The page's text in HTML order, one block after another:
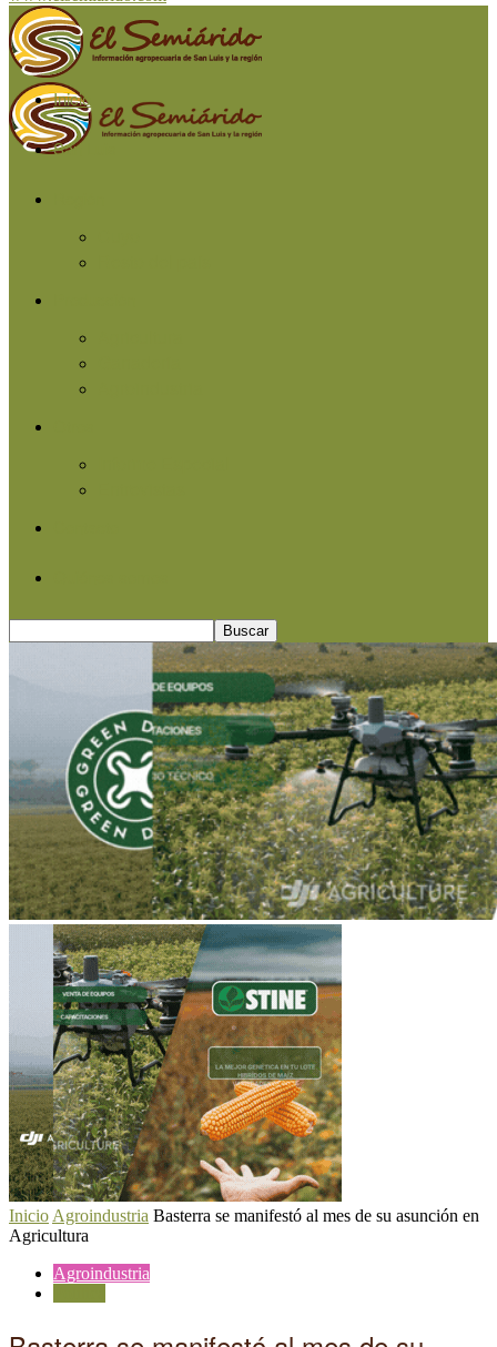
Inicio
San Luis
Inicio Agroindustria Basterra se manifestó al mes de su asunción en
Agricultura
Agroindustria